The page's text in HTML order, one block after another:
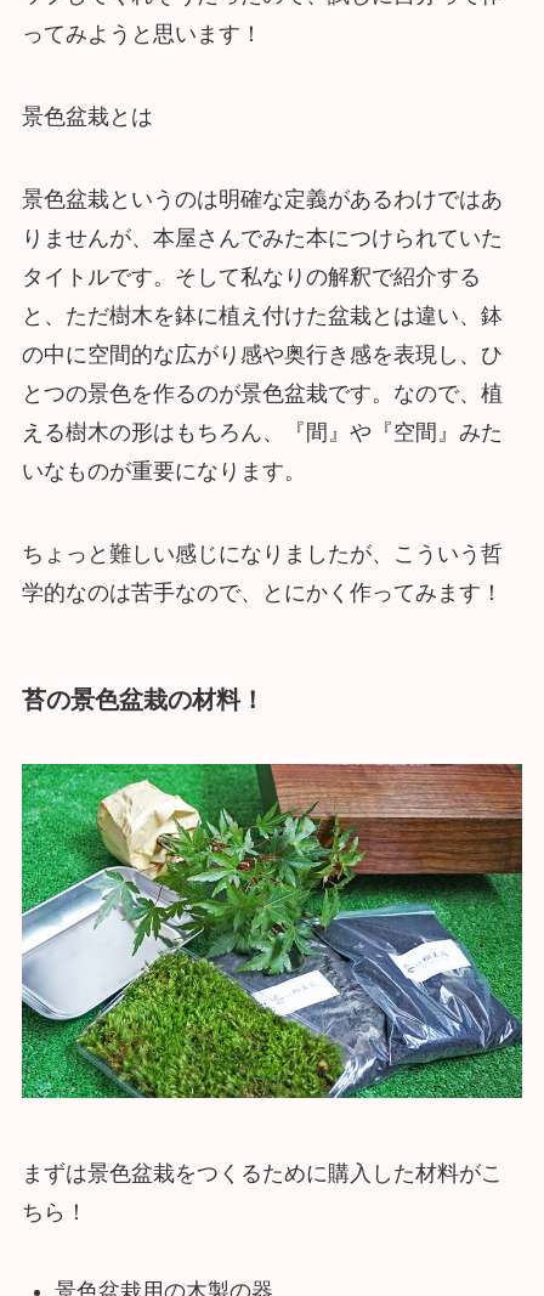
ってみようと思います！
景色盆栽とは
景色盆栽というのは明確な定義があるわけではあ
りませんが、本屋さんでみた本につけられていた
タイトルです。そして私なりの解釈で紹介する
と、ただ樹木を鉢に植え付けた盆栽とは違い、鉢
の中に空間的な広がり感や奥行き感を表現し、ひ
とつの景色を作るのが景色盆栽です。なので、植
える樹木の形はもちろん、『間』や『空間』みた
いなものが重要になります。
ちょっと難しい感じになりましたが、こういう哲
学的なのは苦手なので、とにかく作ってみます！
苔の景色盆栽の材料！
まずは景色盆栽をつくるために購入した材料がこ
ちら！